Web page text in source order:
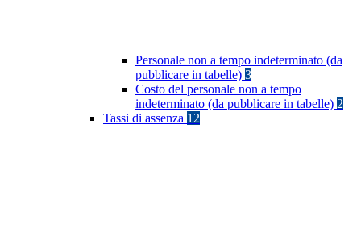
Personale non a tempo indeterminato (da
pubblicare in tabelle) 3
Costo del personale non a tempo
indeterminato (da pubblicare in tabelle) 2
Tassi di assenza 12